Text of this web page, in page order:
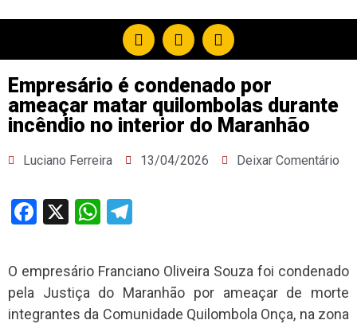
Empresário é condenado por
ameaçar matar quilombolas durante
incêndio no interior do Maranhão
Luciano Ferreira 13/04/2026 Deixar Comentário
Facebook
X WhatsApp
O empresário Franciano Oliveira Souza foi condenado
pela Justiça do Maranhão por ameaçar de morte
integrantes da Comunidade Quilombola Onça, na zona